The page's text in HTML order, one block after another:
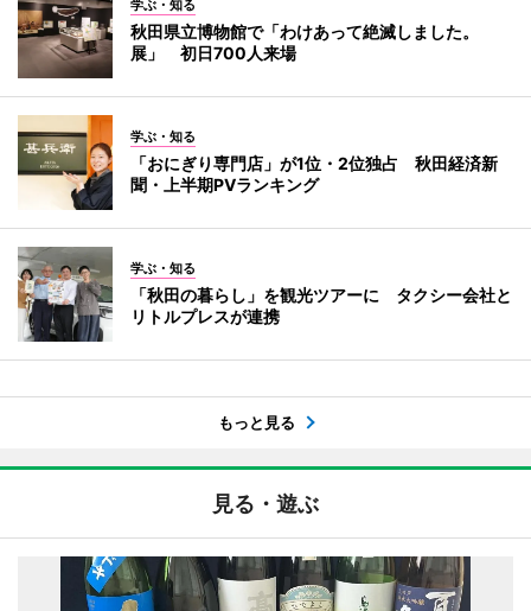
学ぶ・知る
秋田県立博物館で「わけあって絶滅しました。
展」 初日700人来場
学ぶ・知る
「おにぎり専門店」が1位・2位独占 秋田経済新
聞・上半期PVランキング
学ぶ・知る
「秋田の暮らし」を観光ツアーに タクシー会社と
リトルプレスが連携
もっと見る
見る・遊ぶ